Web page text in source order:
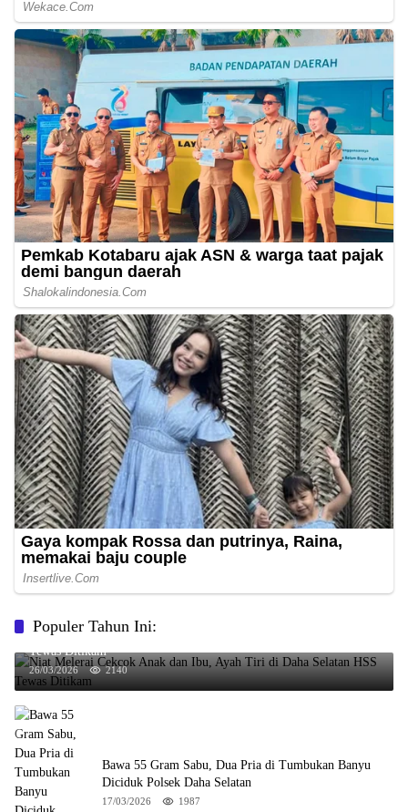
Populer Tahun Ini:
Niat Melerai Cekcok Anak dan Ibu, Ayah Tiri di Daha Selatan HSS
Tewas Ditikam
26/03/2026 2140
Bawa 55 Gram Sabu, Dua Pria di Tumbukan Banyu
Diciduk Polsek Daha Selatan
17/03/2026 1987